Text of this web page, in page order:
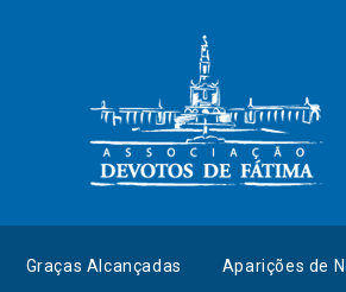
Graças Alcançadas Aparições de